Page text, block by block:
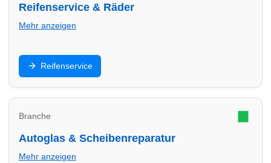
Reifenservice & Räder
Mehr anzeigen
Reifenwechsel, Einlagerung, Auswuchten und Felgen:
Finde Reifendienste in Hilden und vergleiche Service
& Termine.
Reifenservice
Branche
Autoglas & Scheibenreparatur
Mehr anzeigen